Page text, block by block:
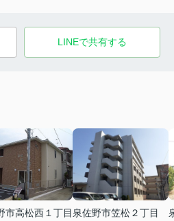
LINEで共有する
市高松西１丁目 泉佐野市笠松２丁目